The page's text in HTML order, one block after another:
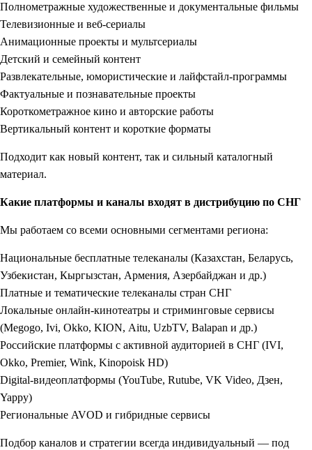
Полнометражные художественные и документальные фильмы
Телевизионные и веб-сериалы
Анимационные проекты и мультсериалы
Детский и семейный контент
Развлекательные, юмористические и лайфстайл-программы
Фактуальные и познавательные проекты
Короткометражное кино и авторские работы
Вертикальный контент и короткие форматы
Подходит как новый контент, так и сильный каталогный
материал.
Какие платформы и каналы входят в дистрибуцию по СНГ
Мы работаем со всеми основными сегментами региона:
Национальные бесплатные телеканалы (Казахстан, Беларусь,
Узбекистан, Кыргызстан, Армения, Азербайджан и др.)
Платные и тематические телеканалы стран СНГ
Локальные онлайн-кинотеатры и стриминговые сервисы
(Megogo, Ivi, Okko, KION, Aitu, UzbTV, Balapan и др.)
Российские платформы с активной аудиторией в СНГ (IVI,
Okko, Premier, Wink, Kinopoisk HD)
Digital-видеоплатформы (YouTube, Rutube, VK Video, Дзен,
Yappy)
Региональные AVOD и гибридные сервисы
Подбор каналов и стратегии всегда индивидуальный — под